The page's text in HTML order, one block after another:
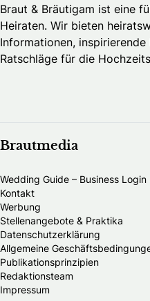
Braut & Bräutigam ist eine
Heiraten. Wir bieten
Informationen,
Ratschläge für die
Brautmedia
Wedding Guide – Business Login
Kontakt
Werbung
Stellenangebote & Praktika
Datenschutzerklärung
Allgemeine
Publikationsprinzipien
Redaktionsteam
Impressum